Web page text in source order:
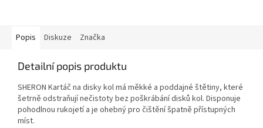
Popis Diskuze Značka
Detailní popis produktu
SHERON Kartáč na disky kol má měkké a poddajné štětiny, které
šetrně odstraňují nečistoty bez poškrábání disků kol. Disponuje
pohodlnou rukojetí a je ohebný pro čištění špatně přístupných
míst.